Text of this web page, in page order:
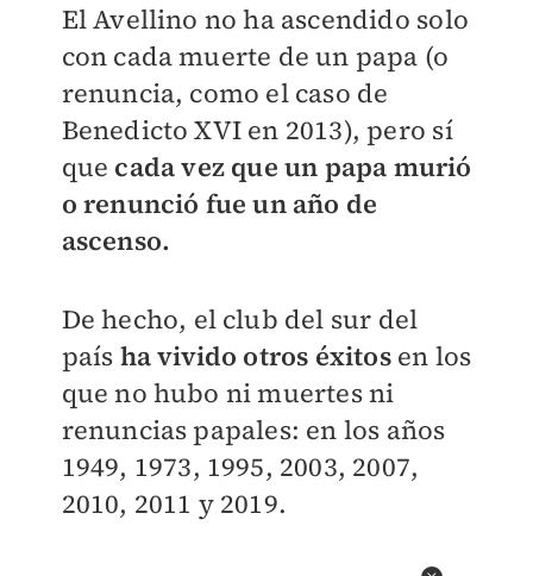
El Avellino no ha ascendido solo
con cada muerte de un papa (o
renuncia, como el caso de
Benedicto XVI en 2013), pero sí
que cada vez que un papa murió
o renunció fue un año de
ascenso.
De hecho, el club del sur del
país ha vivido otros éxitosen los
que no hubo ni muertes ni
renuncias papales: en los años
1949, 1973, 1995, 2003, 2007,
2010, 2011 y 2019.